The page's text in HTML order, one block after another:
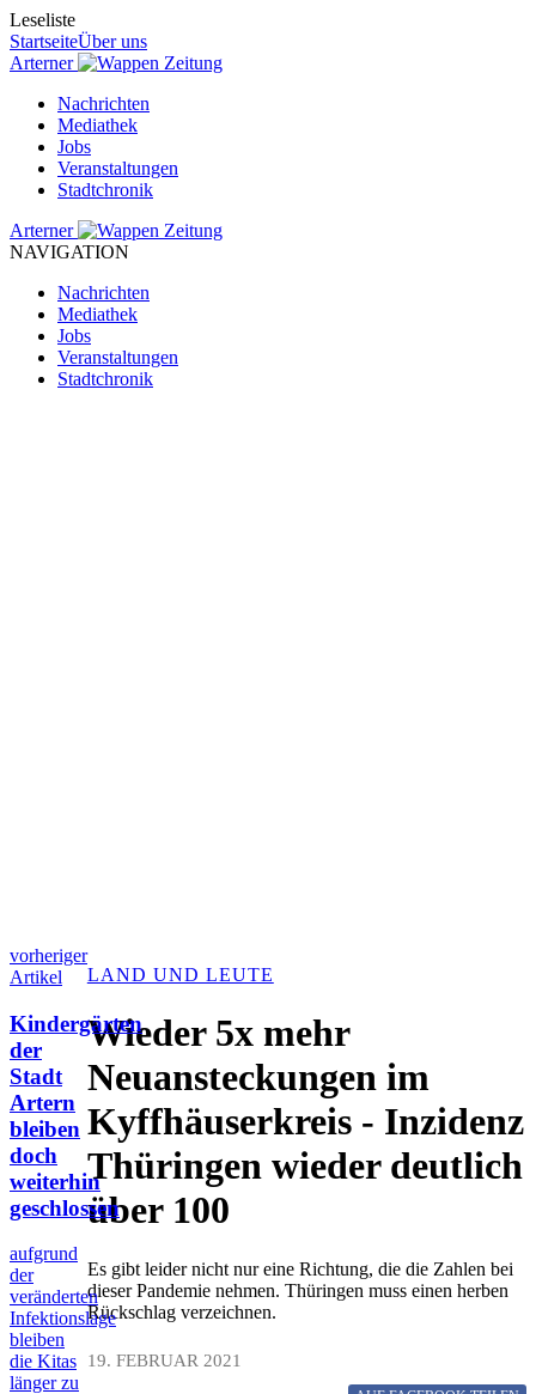
Leseliste
StartseiteÜber uns
Arterner
Zeitung
Nachrichten
Mediathek
Jobs
Veranstaltungen
Stadtchronik
Arterner
Zeitung
NAVIGATION
Nachrichten
Mediathek
Jobs
Veranstaltungen
Stadtchronik
vorheriger
Artikel
Kindergärten
der
Stadt
Artern
bleiben
doch
weiterhin
geschlossen
aufgrund
der
veränderten
Infektionslage
bleiben
die Kitas
länger zu
LAND UND LEUTE
Wieder 5x mehr
Neuansteckungen im
Kyffhäuserkreis - Inzidenz
Thüringen wieder deutlich
über 100
Es gibt leider nicht nur eine Richtung, die die Zahlen bei
dieser Pandemie nehmen. Thüringen muss einen herben
Rückschlag verzeichnen.
19. FEBRUAR 2021